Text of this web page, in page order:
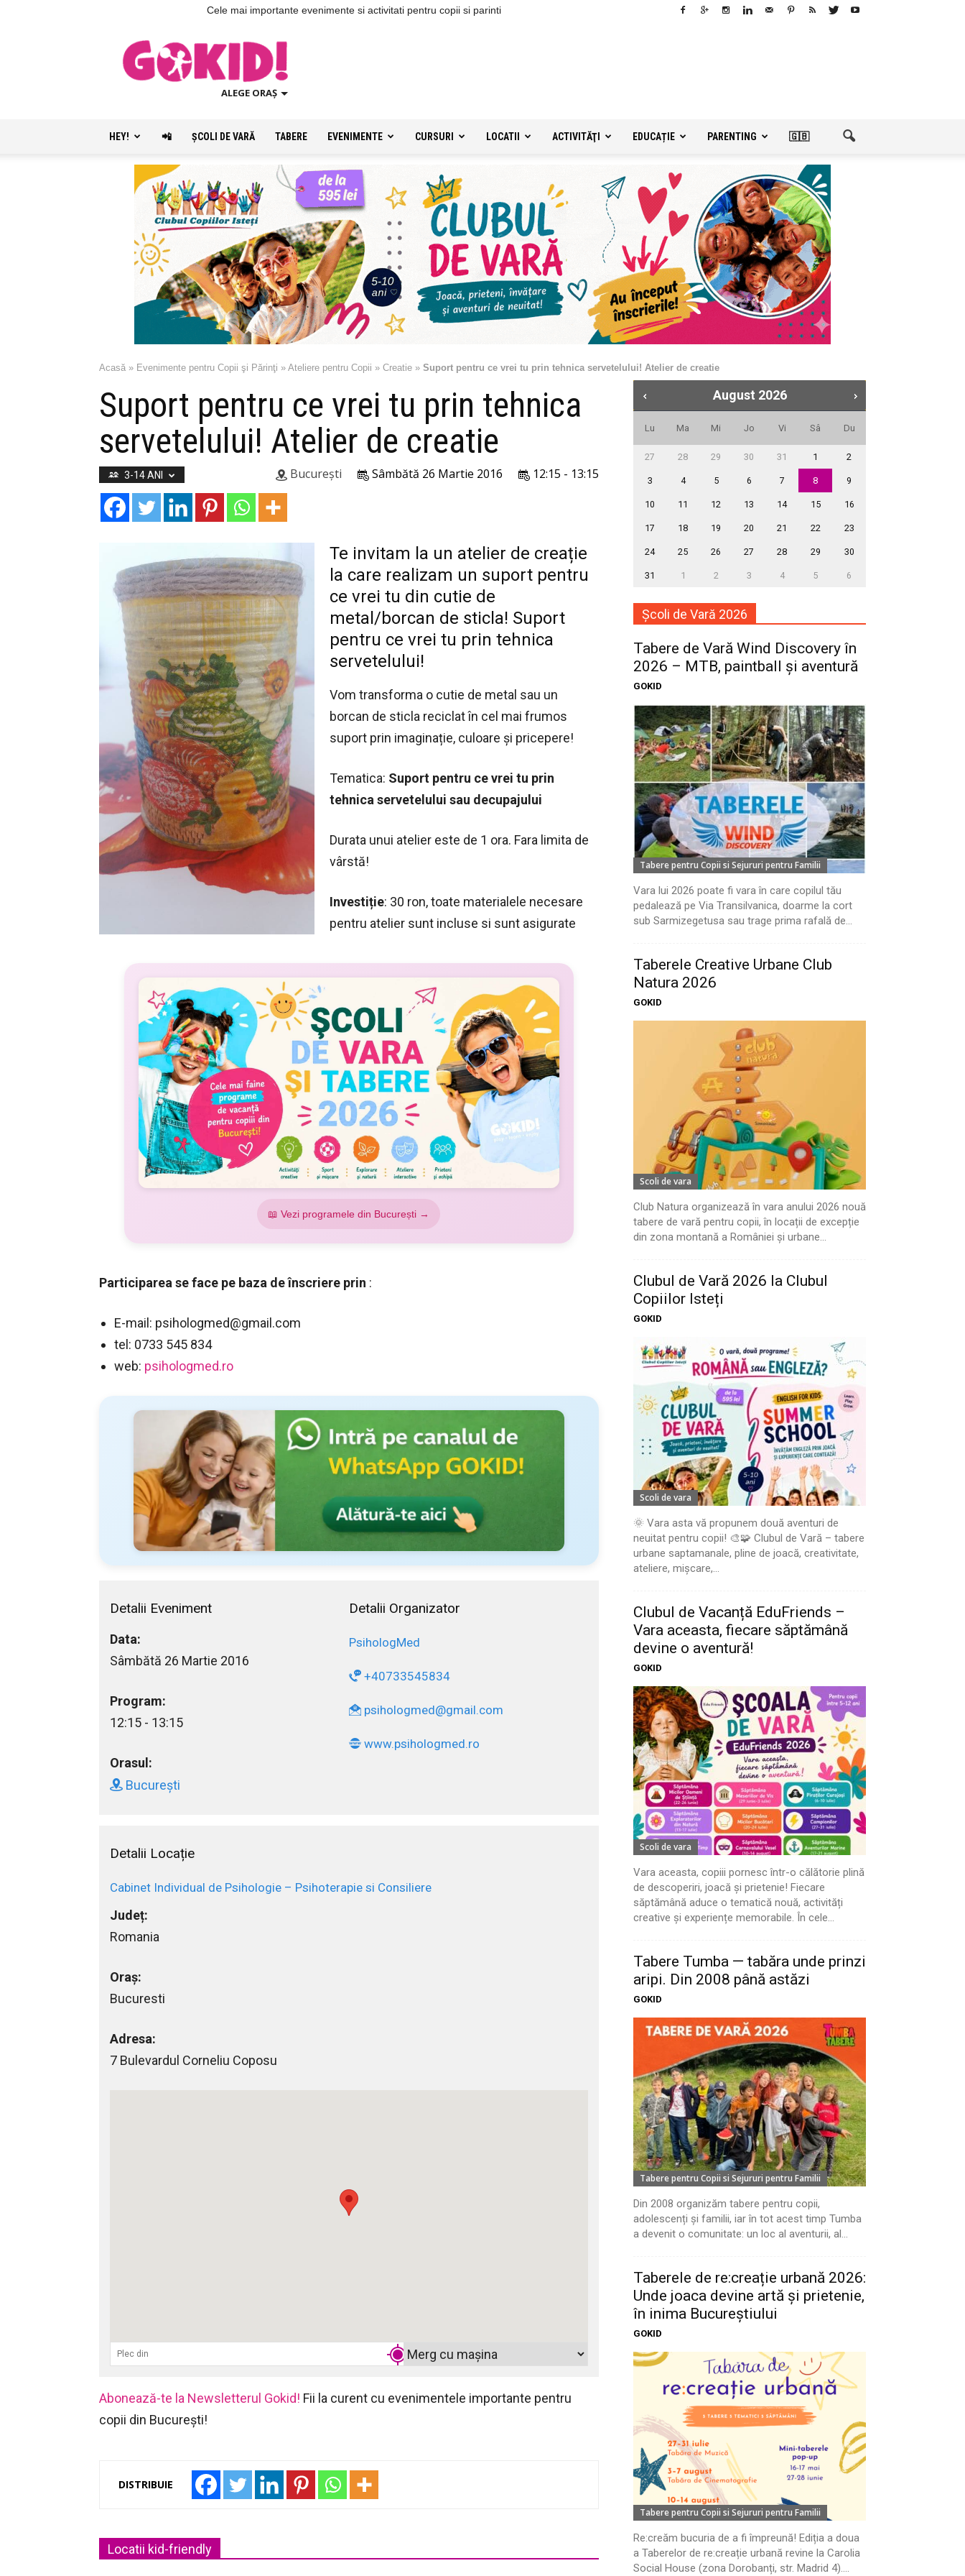
Cele mai importante evenimente si activitati pentru copii si parinti
ALEGE ORAȘ
HEY! 📲 ŞCOLI DE VARĂ TABERE EVENIMENTE CURSURI LOCATII ACTIVITĂŢI EDUCAȚIE PARENTING 🇬🇧
Acasă » Evenimente pentru Copii şi Părinţi » Ateliere pentru Copii » Creatie » Suport pentru ce vrei tu prin tehnica servetelului! Atelier de creatie
Suport pentru ce vrei tu prin tehnica
servetelului! Atelier de creatie
3-14 ANI 12:15 - 13:15
Sâmbătă 26 Martie 2016
București
Te invitam la un atelier de creație
la care realizam un suport pentru
ce vrei tu din cutie de
metal/borcan de sticla! Suport
pentru ce vrei tu prin tehnica
servetelului!
Vom transforma o cutie de metal sau un
borcan de sticla reciclat în cel mai frumos
suport prin imaginație, culoare și pricepere!
Tematica: Suport pentru ce vrei tu prin
tehnica servetelului sau decupajului
Durata unui atelier este de 1 ora. Fara limita de
vârstă!
Investiție: 30 ron, toate materialele necesare
pentru atelier sunt incluse si sunt asigurate
📖 Vezi programele din București →
Participarea se face pe baza de înscriere prin :
E-mail: psihologmed@gmail.com
tel: 0733 545 834
web: psihologmed.ro
Detalii Eveniment
Data:
Sâmbătă 26 Martie 2016
Program:
12:15 - 13:15
Orasul:
București
Detalii Organizator
PsihologMed
+40733545834
psihologmed@gmail.com
www.psihologmed.ro
Detalii Locație
Cabinet Individual de Psihologie – Psihoterapie si Consiliere
Județ:
Romania
Oraș:
Bucuresti
Adresa:
7 Bulevardul Corneliu Coposu
Abonează-te la Newsletterul Gokid! Fii la curent cu evenimentele importante pentru
copii din București!
DISTRIBUIE
Locatii kid-friendly
August 2026
Lu Ma Mi Jo Vi Sâ Du
27 28 29 30 31 1 2
3 4 5 6 7 8 9
10 11 12 13 14 15 16
17 18 19 20 21 22 23
24 25 26 27 28 29 30
31 1 2 3 4 5 6
Școli de Vară 2026
Tabere de Vară Wind Discovery în
2026 – MTB, paintball și aventură
GOKID
Tabere pentru Copii si Sejururi pentru Familii
Vara lui 2026 poate fi vara în care copilul tău
pedalează pe Via Transilvanica, doarme la cort
sub Sarmizegetusa sau trage prima rafală de...
Taberele Creative Urbane Club
Natura 2026
GOKID
Scoli de vara
Club Natura organizează în vara anului 2026 nouă
tabere de vară pentru copii, în locații de excepție
din zona montană a României și urbane...
Clubul de Vară 2026 la Clubul
Copiilor Isteți
GOKID
Scoli de vara
🌞 Vara asta vă propunem două aventuri de
neuitat pentru copii! 🎨🧩 Clubul de Vară – tabere
urbane saptamanale, pline de joacă, creativitate,
ateliere, mișcare,...
Clubul de Vacanță EduFriends –
Vara aceasta, fiecare săptămână
devine o aventură!
GOKID
Scoli de vara
Vara aceasta, copiii pornesc într-o călătorie plină
de descoperiri, joacă și prietenie! Fiecare
săptămână aduce o tematică nouă, activități
creative și experiențe memorabile. În cele...
Tabere Tumba — tabăra unde prinzi
aripi. Din 2008 până astăzi
GOKID
Tabere pentru Copii si Sejururi pentru Familii
Din 2008 organizăm tabere pentru copii,
adolescenți și familii, iar în tot acest timp Tumba
a devenit o comunitate: un loc al aventurii, al...
Taberele de re:creație urbană 2026:
Unde joaca devine artă și prietenie,
în inima Bucureștiului
GOKID
Tabere pentru Copii si Sejururi pentru Familii
Re:creăm bucuria de a fi împreună! Ediția a doua
a Taberelor de re:creație urbană revine la Carolia
Social House (zona Dorobanți, str. Madrid 4)....